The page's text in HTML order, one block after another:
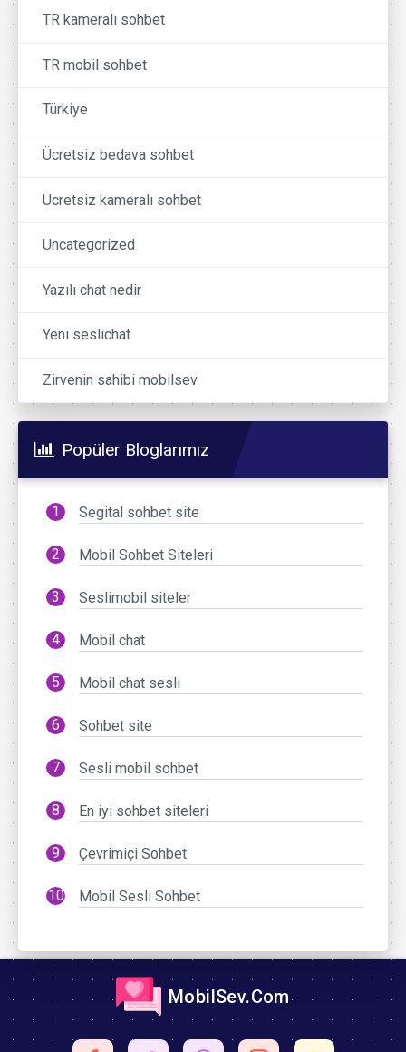
TR kameralı sohbet
TR mobil sohbet
Türkiye
Ücretsiz bedava sohbet
Ücretsiz kameralı sohbet
Uncategorized
Yazılı chat nedir
Yeni seslichat
Zirvenin sahibi mobilsev
Popüler Bloglarımız
Segital sohbet site
Mobil Sohbet Siteleri
Seslimobil siteler
Mobil chat
Mobil chat sesli
Sohbet site
Sesli mobil sohbet
En iyi sohbet siteleri
Çevrimiçi Sohbet
Mobil Sesli Sohbet
MobilSev.Com